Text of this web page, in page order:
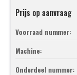
Prijs op aanvraag
Voorraad nummer:
Machine:
Onderdeel nummer: